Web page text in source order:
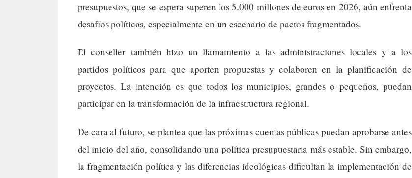
presupuestos, que se espera superen los 5.000 millones de euros en 2026, aún enfrenta
desafíos políticos, especialmente en un escenario de pactos fragmentados.
El conseller también hizo un llamamiento a las administraciones locales y a los
partidos políticos para que aporten propuestas y colaboren en la planificación de
proyectos. La intención es que todos los municipios, grandes o pequeños, puedan
participar en la transformación de la infraestructura regional.
De cara al futuro, se plantea que las próximas cuentas públicas puedan aprobarse antes
del inicio del año, consolidando una política presupuestaria más estable. Sin embargo,
la fragmentación política y las diferencias ideológicas dificultan la implementación de